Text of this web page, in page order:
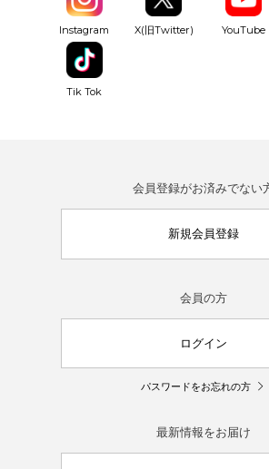
Instagram X(旧Twitter) YouTube
Tik Tok
会員登録がお済みでない
新規会員登録
会員の方
ログイン
パスワードをお忘れの方
最新情報をお届け